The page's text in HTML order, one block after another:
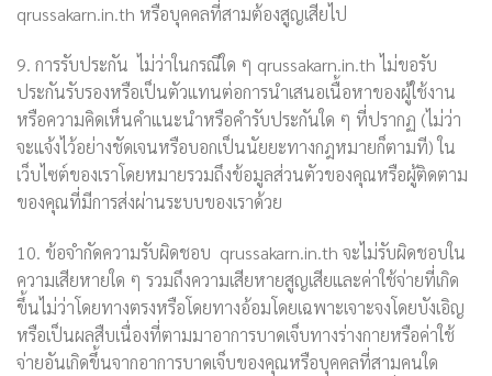
qrussakarn.in.th หรือบุคคลที่สามต้องสูญเสียไป
9. การรับประกัน ไม่ว่าในกรณีใด ๆ qrussakarn.in.th ไม่ขอรับ
ประกันรับรองหรือเป็นตัวแทนต่อการนำเสนอเนื้อหาของผู้ใช้งาน
หรือความคิดเห็นคำแนะนำหรือคำรับประกันใด ๆ ที่ปรากฏ (ไม่ว่า
จะแจ้งไว้อย่างชัดเจนหรือบอกเป็นนัยยะทางกฎหมายก็ตามที) ใน
เว็บไซต์ของเราโดยหมายรวมถึงข้อมูลส่วนตัวของคุณหรือผู้ติดตาม
ของคุณที่มีการส่งผ่านระบบของเราด้วย
10. ข้อจำกัดความรับผิดชอบ qrussakarn.in.th จะไม่รับผิดชอบใน
ความเสียหายใด ๆ รวมถึงความเสียหายสูญเสียและค่าใช้จ่ายที่เกิด
ขึ้นไม่ว่าโดยทางตรงหรือโดยทางอ้อมโดยเฉพาะเจาะจงโดยบังเอิญ
หรือเป็นผลสืบเนื่องที่ตามมาอาการบาดเจ็บทางร่างกายหรือค่าใช้
จ่ายอันเกิดขึ้นจากอาการบาดเจ็บของคุณหรือบุคคลที่สามคนใด